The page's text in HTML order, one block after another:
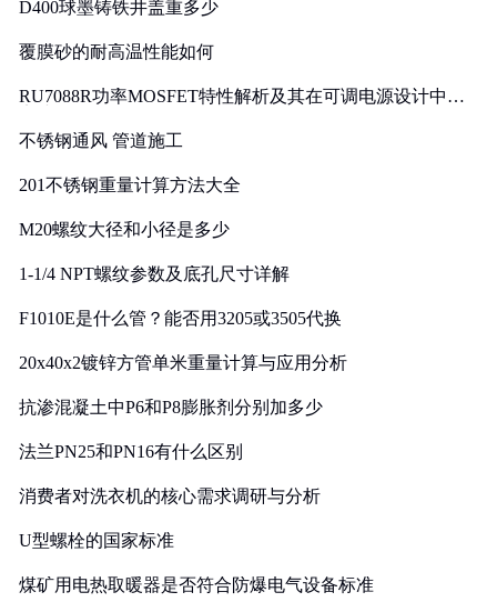
D400球墨铸铁井盖重多少
覆膜砂的耐高温性能如何
RU7088R功率MOSFET特性解析及其在可调电源设计中的
不锈钢通风 管道施工
201不锈钢重量计算方法大全
M20螺纹大径和小径是多少
1-1/4 NPT螺纹参数及底孔尺寸详解
F1010E是什么管？能否用3205或3505代换
20x40x2镀锌方管单米重量计算与应用分析
抗渗混凝土中P6和P8膨胀剂分别加多少
法兰PN25和PN16有什么区别
消费者对洗衣机的核心需求调研与分析
U型螺栓的国家标准
煤矿用电热取暖器是否符合防爆电气设备标准